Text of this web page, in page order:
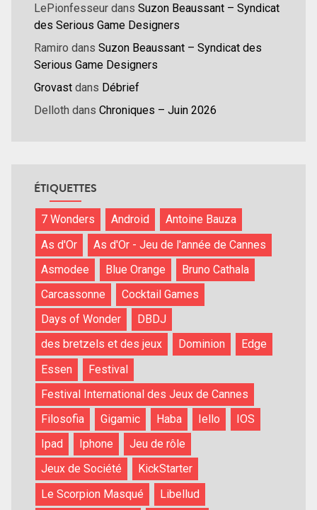
LePionfesseur dans Suzon Beaussant – Syndicat
des Serious Game Designers
Ramiro dans Suzon Beaussant – Syndicat des
Serious Game Designers
Grovast dans Débrief
Delloth dans Chroniques – Juin 2026
ÉTIQUETTES
7 Wonders Android
Antoine Bauza
As d'Or
As d'Or - Jeu de l'année de Cannes
Asmodee
Blue Orange
Bruno Cathala
Carcassonne
Cocktail Games
Days of Wonder
DBDJ
des bretzels et des jeux
Dominion
Edge
Essen
Festival
Festival International des Jeux de Cannes
Filosofia
Gigamic Haba Iello
IOS
Ipad
Iphone
Jeu de rôle
Jeux de Société
KickStarter
Le Scorpion Masqué
Libellud